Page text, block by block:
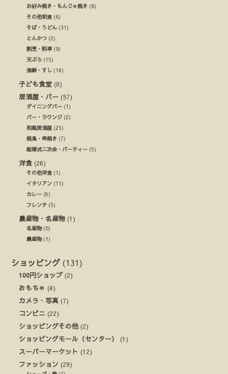
お好み焼き・もんじゃ焼き (6)
その他和食(6)
そば・うどん (31)
とんかつ (2)
割烹・料亭(9)
天ぷら (15)
海鮮・すし (14)
子ども食堂 (0)
居酒屋・バー (57)
ダイニングバー (1)
バー・ラウンジ (2)
和風居酒屋 (25)
焼鳥・串焼き (7)
結婚式ニ次会・パーティー (5)
洋食 (26)
その他洋食(1)
イタリアン (11)
カレー (8)
フレンチ (5)
農産物・名産物 (1)
名産物(0)
農産物(1)
ショッピング (131)
100円ショップ (2)
おもちゃ (4)
カメラ・写真 (7)
コンビニ (22)
ショッピングその他 (2)
ショッピングモール（センター）
(1)
スーパーマーケット (12)
ファッション (29)